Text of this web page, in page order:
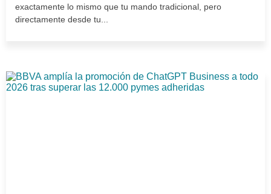
exactamente lo mismo que tu mando tradicional, pero
directamente desde tu...